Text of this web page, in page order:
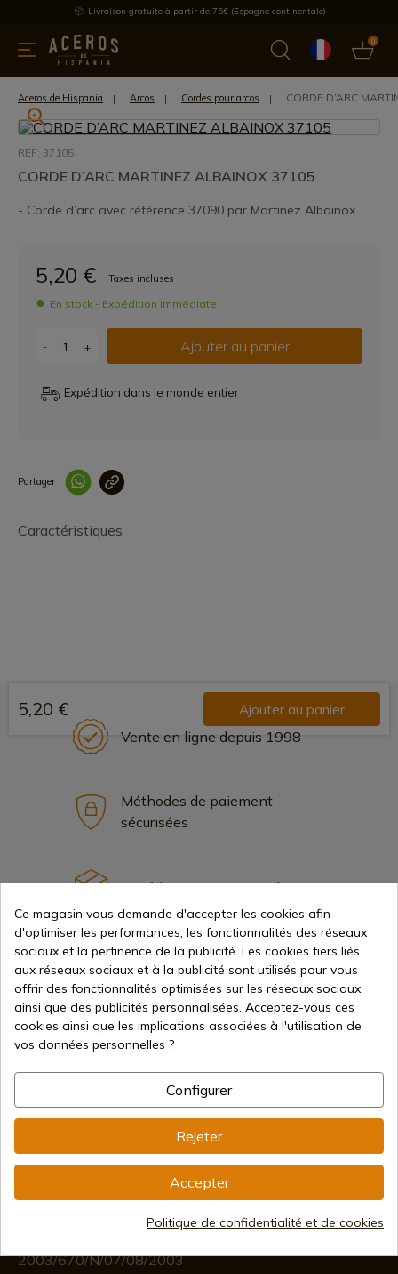
Livraison gratuite à partir de 75€ (Espagne continentale)
0
de cuisine Offre Dernières nouvelles Meilleures ventes
Aceros de Hispania Arcos Cordes pour arcos CORDE D’ARC
REF: 37105
CORDE D’ARC MARTINEZ ALBAINOX 37105
- Corde d’arc avec référence 37090 par Martinez Albainox
5,20 € Taxes incluses
En stock - Expédition immédiate
- + Ajouter au panier
Expédition dans le monde entier
Partager
Caractéristiques
5,20 € Ajouter au panier
Vente en ligne depuis 1998
Méthodes de paiement
sécurisées
Expédition internationale
Information
info@aceros-de-hispania.com
Informations sur le client
Du lundi au vendredi de 09h00 à 15h00
(Sauf jours fériés)
Registre du commerce
CIF : ES B44193092 · Immatriculée au registre du
2003/670/N/07/08/2003
Ce magasin vous demande d'accepter les cookies afin
d'optimiser les performances, les fonctionnalités des réseaux
sociaux et la pertinence de la publicité. Les cookies tiers liés
aux réseaux sociaux et à la publicité sont utilisés pour vous
offrir des fonctionnalités optimisées sur les réseaux sociaux,
ainsi que des publicités personnalisées. Acceptez-vous ces
cookies ainsi que les implications associées à l'utilisation de
vos données personnelles ?
Configurer
Rejeter
Accepter
Politique de confidentialité et de cookies